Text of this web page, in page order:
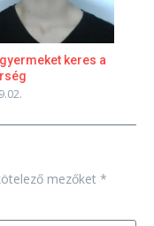
keres a
mezőket *